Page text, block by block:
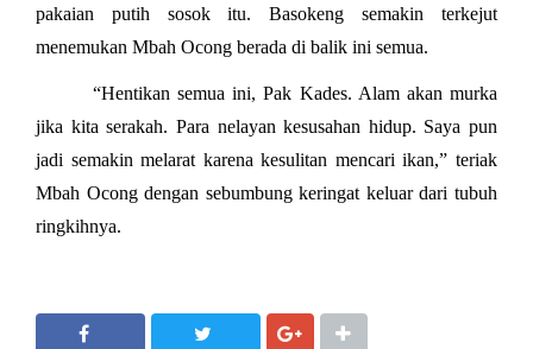
pakaian putih sosok itu. Basokeng semakin terkejut
menemukan Mbah Ocong berada di balik ini semua.
“Hentikan semua ini, Pak Kades. Alam akan murka
jika kita serakah. Para nelayan kesusahan hidup. Saya pun
jadi semakin melarat karena kesulitan mencari ikan,” teriak
Mbah Ocong dengan sebumbung keringat keluar dari tubuh
ringkihnya.